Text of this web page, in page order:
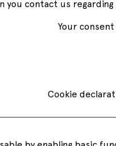
Pooling
Descubre todas las
Descubre
you contact us
Your
Cookie